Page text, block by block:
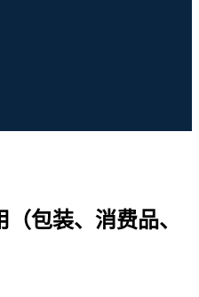
包装、消费品、